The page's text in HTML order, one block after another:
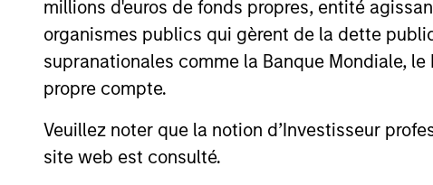
millions d'euros de fonds propres, entité
organismes publics qui gèrent de la dette
supranationales comme la Banque Mondiale,
propre compte.
Veuillez noter que la notion d’Investisseur
site web est consulté.
données relatives aux performances et aux
decliquer icipour obtenir des informations
importants, qui doivent être lus attentivement.
engagés
déduits des